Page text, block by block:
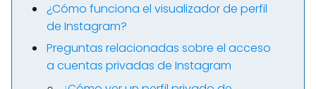
¿Cómo funciona el visualizador de perfil
de Instagram?
Preguntas relacionadas sobre el acceso
a cuentas privadas de Instagram